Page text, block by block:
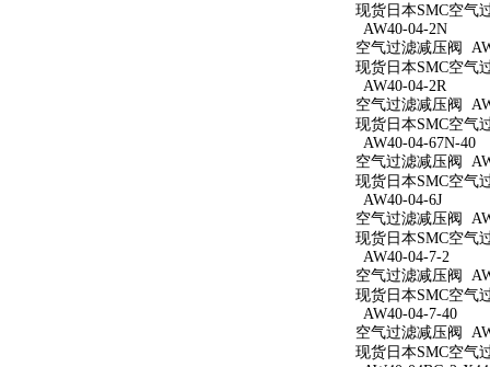
现货日本SMC空气
AW40-04-2N
空气过滤减压阀
现货日本SMC空气
AW40-04-2R
空气过滤减压阀
现货日本SMC空气
AW40-04-67N-40
空气过滤减压阀
现货日本SMC空气
AW40-04-6J
空气过滤减压阀
现货日本SMC空气
AW40-04-7-2
空气过滤减压阀
现货日本SMC空气
AW40-04-7-40
空气过滤减压阀
现货日本SMC空气